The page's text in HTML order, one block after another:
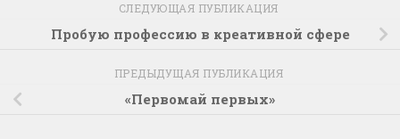
СЛЕДУЮЩАЯ ПУБЛИКАЦИЯ
Пробую профессию в креативной сфере
ПРЕДЫДУЩАЯ ПУБЛИКАЦИЯ
«Первомай первых»